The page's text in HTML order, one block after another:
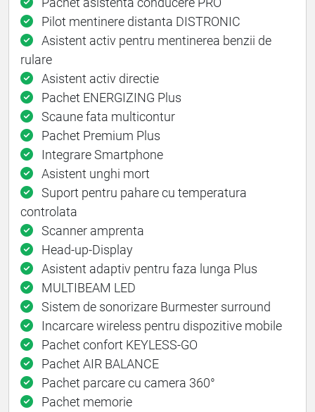
Pilot mentinere distanta DISTRONIC
Asistent activ pentru mentinerea benzii de
rulare
Asistent activ directie
Pachet ENERGIZING Plus
Scaune fata multicontur
Pachet Premium Plus
Integrare Smartphone
Asistent unghi mort
Suport pentru pahare cu temperatura
controlata
Scanner amprenta
Head-up-Display
Asistent adaptiv pentru faza lunga Plus
MULTIBEAM LED
Sistem de sonorizare Burmester surround
Incarcare wireless pentru dispozitive mobile
Pachet confort KEYLESS-GO
Pachet AIR BALANCE
Pachet parcare cu camera 360°
Pachet memorie